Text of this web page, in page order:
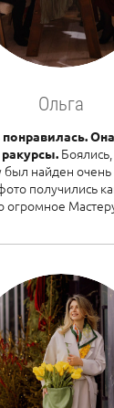
Ольга
найден
получились
огромное